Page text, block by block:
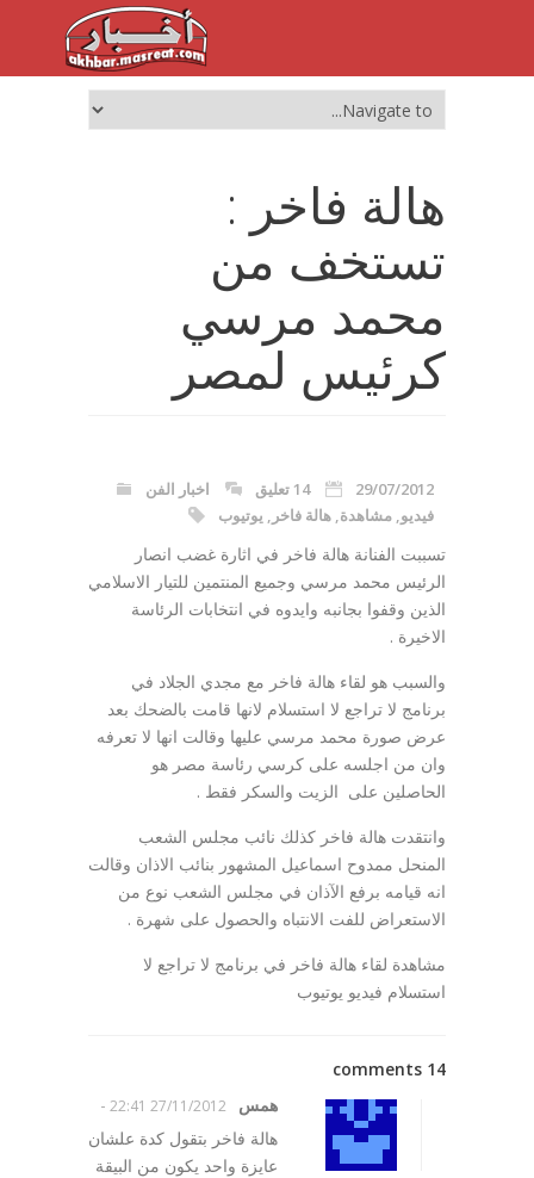
هالة فاخر :
تستخف من
محمد مرسي
كرئيس لمصر
29/07/2012 14 تعليق
اخبار الفن
فيديو, مشاهدة, هالة فاخر , يوتيوب
تسببت الفنانة هالة فاخر في اثارة غضب انصار
الرئيس محمد مرسي وجميع المنتمين للتيار الاسلامي
الذين وقفوا بجانبه وايدوه في انتخابات الرئاسة
الاخيرة .
والسبب هو لقاء هالة فاخر مع مجدي الجلاد في
برنامج لا تراجع لا استسلام لانها قامت بالضحك بعد
عرض صورة محمد مرسي عليها وقالت انها لا تعرفه
وان من اجلسه على كرسي رئاسة مصر هو
الحاصلين على الزيت والسكر فقط .
وانتقدت هالة فاخر كذلك نائب مجلس الشعب
المنحل ممدوح اسماعيل المشهور بنائب الاذان وقالت
انه قيامه برفع الآذان في مجلس الشعب نوع من
الاستعراض للفت الانتباه والحصول على شهرة .
مشاهدة لقاء هالة فاخر في برنامج لا تراجع لا
استسلام فيديو يوتيوب
14 comments
همس
27/11/2012 22:41
-
هالة فاخر بتقول كدة علشان
عايزة واحد يكون من البيقة